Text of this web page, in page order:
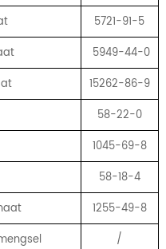
5721-91-5
5949-44-0
15262-86-9
58-22-0
1045-69-8
58-18-4
1255-49-8
/